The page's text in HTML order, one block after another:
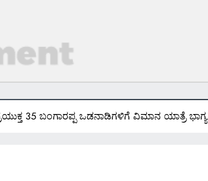
35 ಬಂಗಾರಪ್ಪ ಒಡನಾಡಿಗಳಿಗೆ ವಿಮಾನ ಯಾತ್ರೆ